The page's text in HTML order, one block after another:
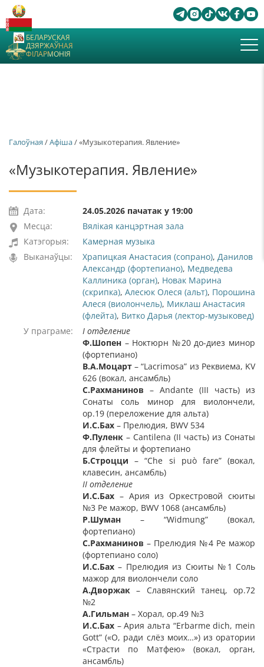
БЕЛАРУСКАЯ
ДЗЯРЖАЎНАЯ
ФІЛАРМОНІЯ
Галоўная /Афiша/ «Музыкотерапия. Явление»
«Музыкотерапия. Явление»
Дата:
24.05.2026 пачатак у 19:00
Месца:
Вялікая канцэртная зала
Катэгорыя:
Камерная музыка
Выканаўцы:
Храпицкая Анастасия (сопрано), Данилов
Александр (фортепиано), Медведева
Каллиника (орган), Новак Марина
(скрипка), Алесюк Олеся (альт), Порошина
Алеся (виолончель), Миклаш Анастасия
(флейта), Витко Дарья (лектор-музыковед)
У праграме:
I отделение
Ф.Шопен – Ноктюрн №20 до-диез минор
(фортепиано)
В.А.Моцарт – “Lacrimosa” из Реквиема, KV
626 (вокал, ансамбль)
С.Рахманинов – Andante (III часть) из
Сонаты соль минор для виолончели,
op.19 (переложение для альта)
И.С.Бах – Прелюдия, BWV 534
Ф.Пуленк – Cantilena (II часть) из Сонаты
для флейты и фортепиано
Б.Строцци – “Che si può fare” (вокал,
клавесин, ансамбль)
II отделение
И.С.Бах – Ария из Оркестровой сюиты
№3 Ре мажор, BWV 1068 (ансамбль)
Р.Шуман – “Widmung” (вокал,
фортепиано)
С.Рахманинов – Прелюдия №4 Ре мажор
(фортепиано соло)
И.С.Бах – Прелюдия из Сюиты №1 Соль
мажор для виолончели соло
А.Дворжак – Славянский танец, op.72
№2
А.Гильман – Хорал, op.49 №3
И.С.Бах – Ария альта “Erbarme dich, mein
Gott” («О, ради слёз моих…») из оратории
«Страсти по Матфею» (вокал, орган,
ансамбль)